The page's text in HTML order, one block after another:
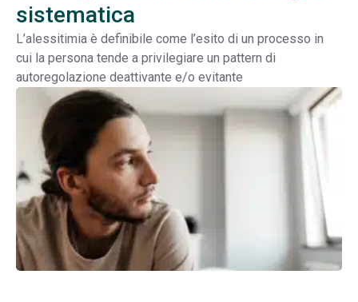
sistematica
L’alessitimia è definibile come l’esito di un processo in
cui la persona tende a privilegiare un pattern di
autoregolazione deattivante e/o evitante